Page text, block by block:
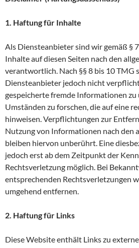
1. Haftung für Inhalte
Als Diensteanbieter sind wir gemäß §
Inhalte auf diesen Seiten nach den
verantwortlich. Nach §§ 8 bis 10 TMG
Diensteanbieter jedoch nicht
gespeicherte fremde Informationen zu
Umständen zu forschen, die auf eine
hinweisen. Verpflichtungen zur
Nutzung von Informationen nach den
bleiben hiervon unberührt. Eine
jedoch erst ab dem Zeitpunkt der
Rechtsverletzung möglich. Bei
entsprechenden Rechtsverletzungen
umgehend entfernen.
2. Haftung für Links
Diese Website enthält Links zu